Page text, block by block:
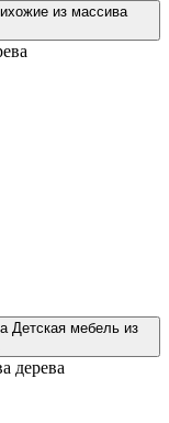
Детская мебель из